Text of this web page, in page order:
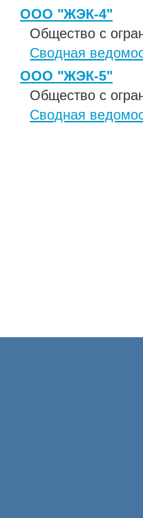
ООО "ЖЭК-4"
Общество с
Сводная
ООО "ЖЭК-5"
Общество с
Сводная